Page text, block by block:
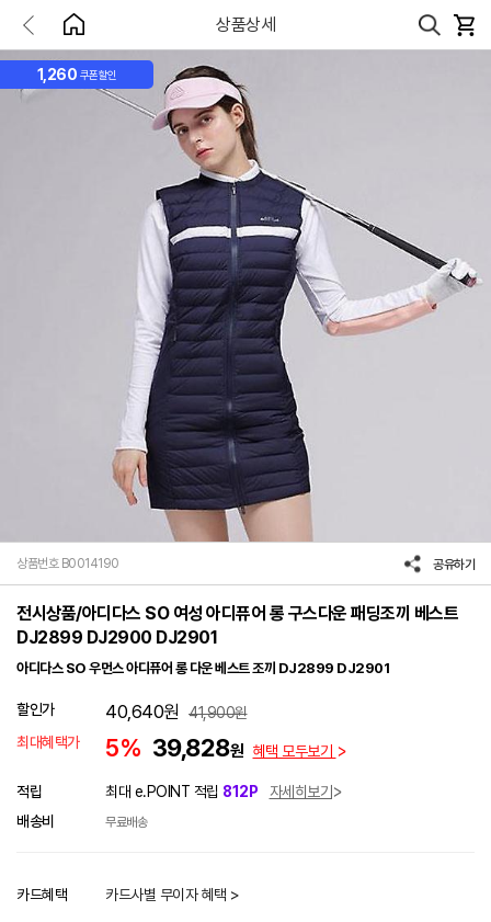
상품상세
1,260 쿠폰할인
상품번호 B0014190 공유하기
전시상품/아디다스 SO 여성 아디퓨어 롱 구스다운 패딩조끼 베스트
DJ2899 DJ2900 DJ2901
아디다스 SO 우먼스 아디퓨어 롱 다운 베스트 조끼 DJ2899 DJ2901
할인가 40,640원 41,900원
최대혜택가
5% 39,828원 혜택 모두보기
적립 최대 e.POINT 적립 812P
자세히보기
배송비
무료배송
카드혜택 카드사별 무이자 혜택 >